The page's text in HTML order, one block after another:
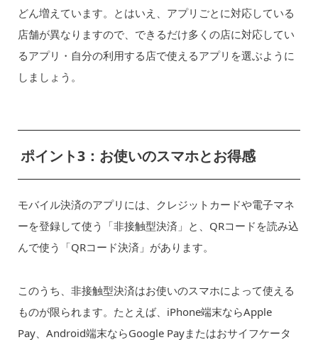
どん増えています。とはいえ、アプリごとに対応している
店舗が異なりますので、できるだけ多くの店に対応してい
るアプリ・自分の利用する店で使えるアプリを選ぶように
しましょう。
ポイント3：お使いのスマホとお得感
モバイル決済のアプリには、クレジットカードや電子マネ
ーを登録して使う「非接触型決済」と、QRコードを読み込
んで使う「QRコード決済」があります。
このうち、非接触型決済はお使いのスマホによって使える
ものが限られます。たとえば、iPhone端末ならApple
Pay、Android端末ならGoogle Payまたはおサイフケータ